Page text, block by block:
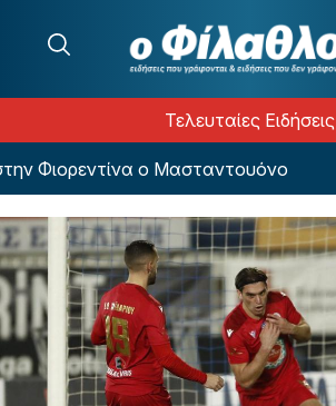
Τελευταίες Ειδήσεις
ο Μασταντουόνο